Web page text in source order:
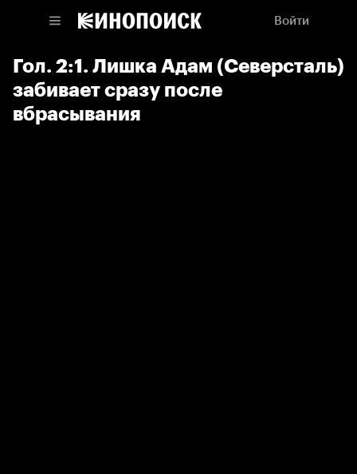
Войти
Гол. 2:1. Лишка Адам (Северсталь)
забивает сразу после
вбрасывания